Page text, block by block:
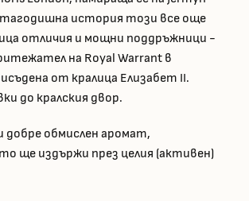
история този все още
отличия и мощни поддръжници -
на Royal Warrant в
от кралица Елизабет II.
до кралския двор.
добре обмислен аромат,
ще издържи през целия (активен)